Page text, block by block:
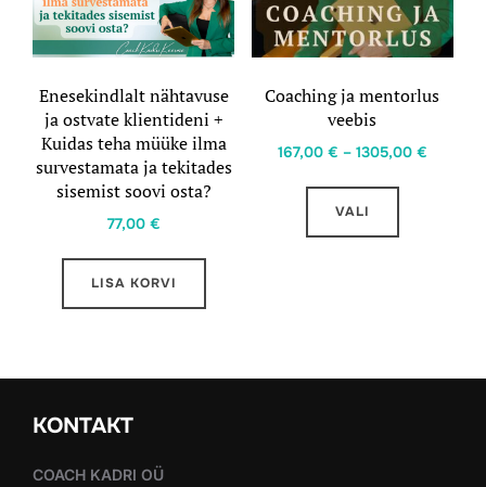
Enesekindlalt nähtavuse
ja ostvate klientideni +
Kuidas teha müüke ilma
survestamata ja tekitades
sisemist soovi osta?
77,00 €
LISA KORVI
Coaching ja mentorlus
veebis
167,00 € – 1305,00 €
VALI
Sellel
KONTAKT
COACH KADRI OÜ